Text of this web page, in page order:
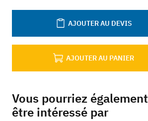
AJOUTER AU PANIER
AJOUTER AU DEVIS
Vous pourriez également
être intéressé par